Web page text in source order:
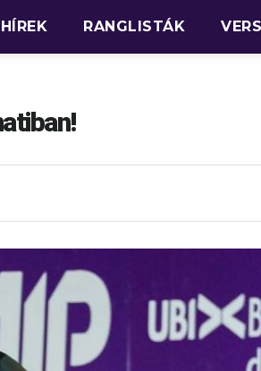
RANGLISTÁK